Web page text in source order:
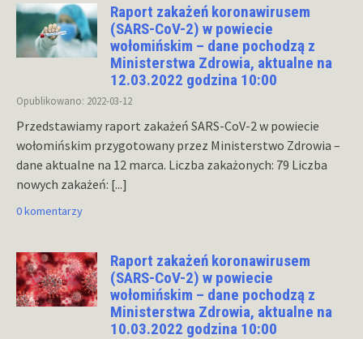
Raport zakażeń koronawirusem
(SARS-CoV-2) w powiecie
wołomińskim – dane pochodzą z
Ministerstwa Zdrowia, aktualne na
12.03.2022 godzina 10:00
Opublikowano: 2022-03-12
Przedstawiamy raport zakażeń SARS-CoV-2 w powiecie
wołomińskim przygotowany przez Ministerstwo Zdrowia –
dane aktualne na 12 marca. Liczba zakażonych: 79 Liczba
nowych zakażeń: [...]
0 komentarzy
Raport zakażeń koronawirusem
(SARS-CoV-2) w powiecie
wołomińskim – dane pochodzą z
Ministerstwa Zdrowia, aktualne na
10.03.2022 godzina 10:00